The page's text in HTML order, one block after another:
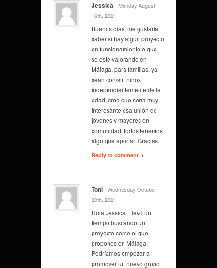
Jessica- Monday August
16th, 2021
Buenos días, me gustaría
saber si hay algún proyecto
en funcionamiento o que
se esté valorando en
Málaga, para familias, ya
sean con/sin niños
independientemente de la
edad, creo que sería muy
interesante esa unión de
jóvenes y mayores en
comunidad, todos tenemos
algo que aportar. Gracias.
Reply to comment→
Toni- Wednesday October
20th, 2021
Hola Jessica. Llevo un
tiempo buscando un
proyecto como el que
propones en Málaga.
Podríamos empezar a
promover un nuevo grupo